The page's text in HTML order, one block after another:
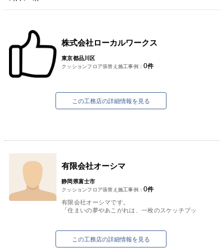
株式会社ローカルワークス
東京都品川区
クッションフロア張替え施工事例： 0件
この工務店の詳細情報を見る
有限会社オーシマ
静岡県富士市
クッションフロア張替え施工事例： 0件
有限会社オーシマです。
「住まいの夢やあこがれは、一枚のスケッチブッ
な視点から提案...
この工務店の詳細情報を見る